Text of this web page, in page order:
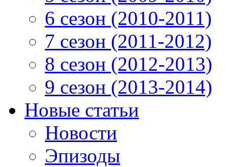
6 сезон (2010-2011)
7 сезон (2011-2012)
8 сезон (2012-2013)
9 сезон (2013-2014)
Новые статьи
Новости
Эпизоды